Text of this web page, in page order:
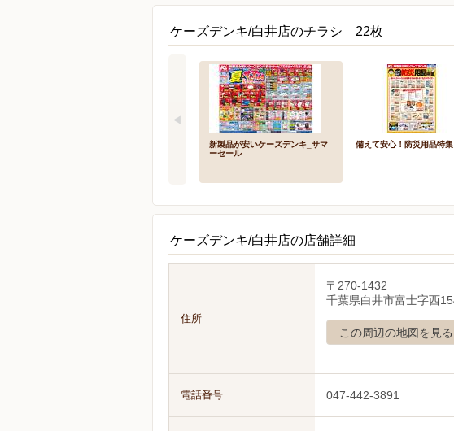
ケーズデンキ/白井店のチラシ 22枚
新製品が安いケーズデンキ_サマ
ーセール
備えて安心！防災用品特集
ケーズデンキ/白井店の店舗詳細
住所
〒270-1432
千葉県白井市富士字西
この周辺の地図を見る
電話番号 047-442-3891